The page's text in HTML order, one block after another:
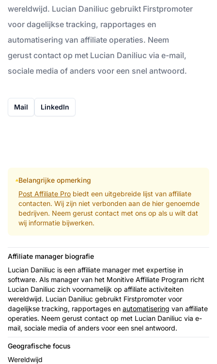
wereldwijd. Lucian Daniliuc gebruikt Firstpromoter
voor dagelijkse tracking, rapportages en
automatisering van affiliate operaties. Neem
gerust contact op met Lucian Daniliuc via e-mail,
sociale media of anders voor een snel antwoord.
Mail LinkedIn
Belangrijke opmerking
Post Affiliate Probiedt een uitgebreide lijst van affiliate
contacten. Wij zijn niet verbonden aan de hier genoemde
bedrijven. Neem gerust contact met ons op als u wilt dat
wij informatie bijwerken.
Affiliate manager biografie
Lucian Daniliuc is een affiliate manager met expertise in
software. Als manager van het Monitive Affiliate Program richt
Lucian Daniliuc zich voornamelijk op affiliate activiteiten
wereldwijd. Lucian Daniliuc gebruikt Firstpromoter voor
dagelijkse tracking, rapportages en automatisering van affiliate
operaties. Neem gerust contact op met Lucian Daniliuc via e-
mail, sociale media of anders voor een snel antwoord.
Geografische focus
Wereldwijd